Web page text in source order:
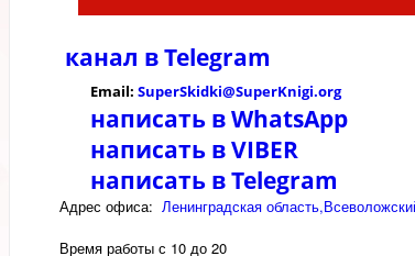
канал вTelegram
Email: SuperSkidki@SuperKnigi.org
написать в WhatsApp
написать в VIBER
написать в Telegram
Адрес офиса: Ленинградская
Время работы с 10 до 20